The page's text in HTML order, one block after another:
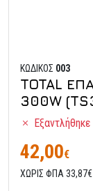
ΚΩΔΙΚΟΣ 003
TOTAL
300W
Εξαντλήθηκε
42,00€
ΧΩΡΙΣ ΦΠΑ 33,87€